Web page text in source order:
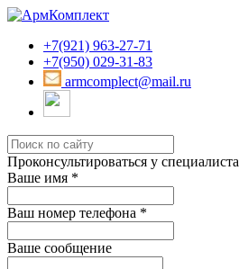
+7(921) 963-27-71
+7(950) 029-31-83
armcomplect@mail.ru
Проконсультироваться у специалиста
Ваше имя *
Ваш номер телефона *
Ваше сообщение